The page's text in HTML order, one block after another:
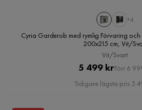
+4
Cyria Garderob med rymlig Förvaring
200x215 cm, Vit/
Vit/Svart
Pris
5 499 krOriginal
Pris
Förr 6
Tidigare lägsta pris 5